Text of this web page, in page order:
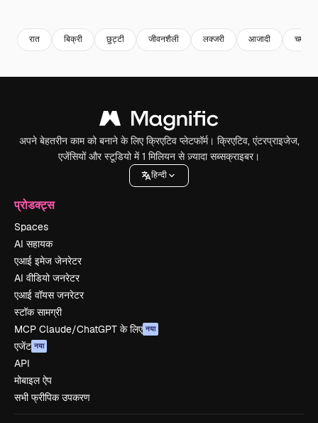
रात बिक्री छुट्टी जीवनशैली लक्जरी आजादी चमक
अपने बेहतरीन काम को बनाने के लिए क्रिएटिव प्लेटफॉर्म। क्रिएटिव, एंटरप्राइजेज,
एजेंसियों और स्टूडियो में 1 मिलियन से ज़्यादा सब्सक्राइबर।
हिन्दी
प्रोडक्ट्स
Spaces
AI सहायक
एआई इमेज जेनरेटर
AI वीडियो जनरेटर
एआई वॉयस जनरेटर
स्टॉक सामग्री
MCP Claude/ChatGPT के लिए नया
एजेंट नया
API
मोबाइल ऐप
सभी फ्रीपिक उपकरण